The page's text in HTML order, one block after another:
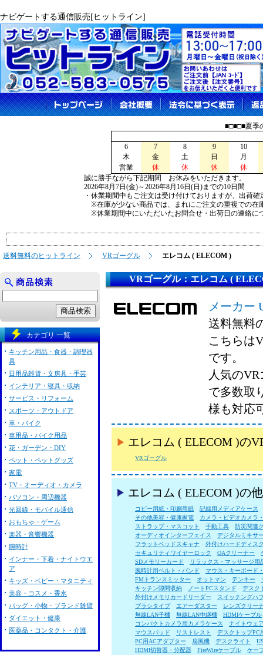
ナビゲートする通信販売[ヒットライン]
■□■□■夏季
6 7 8 9
10
木
金 土 日
月
営業
休 休 休
休
誠に勝手ながら下記期間 お休みをいただきます。
2026年8月7日(金)～2026年8月16日(日)までの10日間
・休業期間中もご注文は受け付けておりますが、出荷
※在庫が少ない商品では、まれにご注文の重複での在
※休業期間中にいただいたお問合せ・出荷日の連絡に
送料無料のヒットライン VRゴーグル エレコム ( ELECOM )
VRゴーグル：エレコム (
メーカー
送料無料
こちらは
です。
人気の
で多数取
様も対応
エレコム ( ELECOM )の
VRゴーグル
エレコム ( ELECOM )の
コピー用紙・印刷用紙
記録用メディアケース
その他美容・健康家電
カメラ・ビデオカメラ
ストラップ・マスコット
手動工具
防災関連
オーディオインターフェイス
デジタルミキサ
フラットベッドスキャナ
外付けハードディス
セキュリティワイヤーロック
OAクリーナー
SDメモリーカード
リラックス・マッサージ用
腕時計用ベルト・バンド
マウス・キーボード
FMトランスミッター
オットマン テンキー
キッチン隙間収納
ノートPCスタンド
デスク
外付けメモリカードリーダー
スイッチングハ
ブラシタイプ
エアーダスター
レンズクリー
無線LAN子機
無線LAN中継機
HDMIケーブル
コンパクトカメラ用カメラケース
ナイトウェ
マウスパッド
リストレスト
デスクトップPC
PC用ACアダプター
扇風機 デスクライト
HDMI切替器・分配器
FireWireケーブル
ケー
カテゴリ 一覧
キッチン用品・食器・調理器
具
日用品雑貨・文房具・手芸
インテリア・寝具・収納
サービス・リフォーム
スポーツ・アウトドア
車・バイク
車用品・バイク用品
花・ガーデン・DIY
ペット・ペットグッズ
家電
TV・オーディオ・カメラ
パソコン・周辺機器
光回線・モバイル通信
おもちゃ・ゲーム
楽器・音響機器
腕時計
インナー・下着・ナイトウエ
ア
キッズ・ベビー・マタニティ
美容・コスメ・香水
バッグ・小物・ブランド雑貨
ダイエット・健康
医薬品・コンタクト・介護